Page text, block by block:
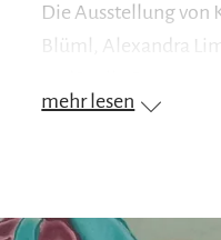
Die Ausstellung von
Blüml, Alexandra
deren Fokus das
Fotografie bis hin
mehr lesen